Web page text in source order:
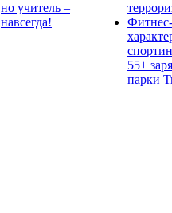
но учитель –
навсегда!
55+
парки